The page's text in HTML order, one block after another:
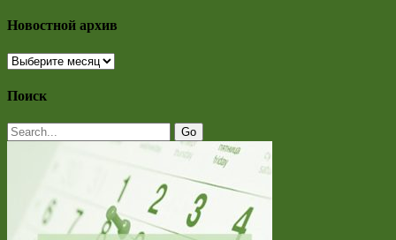
Новостной архив
Новостной
Поиск